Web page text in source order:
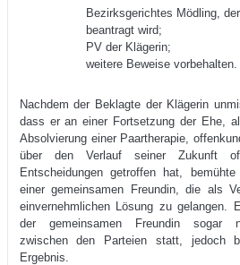
Bezirksgerichtes Mödling,
beantragt wird;
PV der Klägerin;
weitere Beweise vorbehalten.
Nachdem der Beklagte der Klägerin
dass er an einer Fortsetzung der Ehe,
Absolvierung einer Paartherapie,
über den Verlauf seiner Zukunft
Entscheidungen getroffen hat,
einer gemeinsamen Freundin, die als
einvernehmlichen Lösung zu gelangen.
der gemeinsamen Freundin sogar
zwischen den Parteien statt, jedoch
Ergebnis.